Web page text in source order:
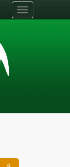
Toggle
navigation